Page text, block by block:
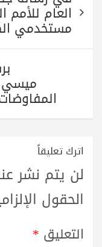
المقالات
العام
مستخدمي
اترك تعليقاً
لن يتم نشر
الحقول
التعليق *